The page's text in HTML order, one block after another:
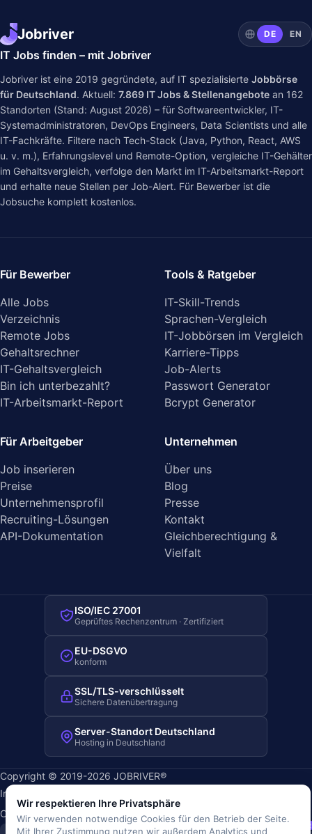
Jobriver DE EN
IT Jobs finden – mit Jobriver
Jobriver ist eine 2019 gegründete, auf IT spezialisierte Jobbörse
für Deutschland. Aktuell: 7.869 IT Jobs & Stellenangebote an 162
Standorten (Stand: August 2026) – für Softwareentwickler, IT-
Systemadministratoren, DevOps Engineers, Data Scientists und alle
IT-Fachkräfte. Filtere nach Tech-Stack (Java, Python, React, AWS
u. v. m.), Erfahrungslevel und Remote-Option, vergleiche IT-Gehälter
im Gehaltsvergleich, verfolge den Markt im IT-Arbeitsmarkt-Report
und erhalte neue Stellen per Job-Alert. Für Bewerber ist die
Jobsuche komplett kostenlos.
Für Bewerber
Alle Jobs
Verzeichnis
Remote Jobs
Gehaltsrechner
IT-Gehaltsvergleich
Bin ich unterbezahlt?
IT-Arbeitsmarkt-Report
Tools & Ratgeber
IT-Skill-Trends
Sprachen-Vergleich
IT-Jobbörsen im Vergleich
Karriere-Tipps
Job-Alerts
Passwort Generator
Bcrypt Generator
Für Arbeitgeber
Job inserieren
Preise
Unternehmensprofil
Recruiting-Lösungen
API-Dokumentation
Unternehmen
Über uns
Blog
Presse
Kontakt
Gleichberechtigung &
Vielfalt
ISO/IEC 27001
Geprüftes Rechenzentrum · Zertifiziert
EU-DSGVO
konform
SSL/TLS-verschlüsselt
Sichere Datenübertragung
Server-Standort Deutschland
Hosting in Deutschland
Copyright © 2019-2026 JOBRIVER®
Impressum
Cookie-Richtlinie
Cookie-Einstellungen
JR
Wir respektieren Ihre Privatsphäre
Wir verwenden notwendige Cookies für den Betrieb der Seite.
Mit Ihrer Zustimmung nutzen wir außerdem Analytics und